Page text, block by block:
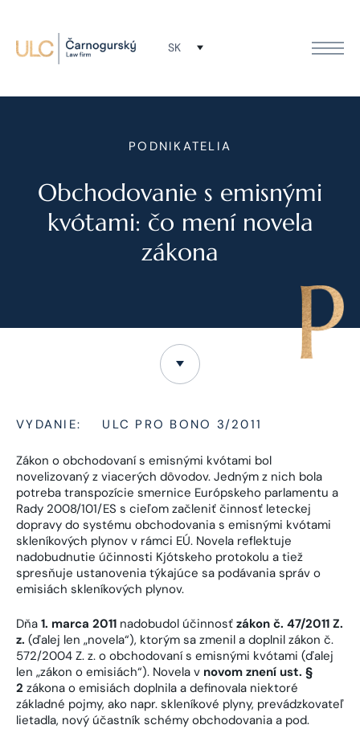
SK
PODNIKATELIA
Obchodovanie s emisnými
kvótami: čo mení novela
zákona
VYDANIE: ULC PRO BONO 3/2011
Zákon o obchodovaní s emisnými kvótami bol
novelizovaný z viacerých dôvodov. Jedným z nich bola
potreba transpozície smernice Európskeho parlamentu a
Rady 2008/101/ES s cieľom začleniť činnosť leteckej
dopravy do systému obchodovania s emisnými kvótami
skleníkových plynov v rámci EÚ. Novela reflektuje
nadobudnutie účinnosti Kjótskeho protokolu a tiež
spresňuje ustanovenia týkajúce sa podávania správ o
emisiách skleníkových plynov.
Dňa 1. marca 2011 nadobudol účinnosť zákon č. 47/2011 Z.
z. (ďalej len „novela“), ktorým sa zmenil a doplnil zákon č.
572/2004 Z. z. o obchodovaní s emisnými kvótami (ďalej
len „zákon o emisiách“). Novela v novom znení ust. §
2 zákona o emisiách doplnila a definovala niektoré
základné pojmy, ako napr. skleníkové plyny, prevádzkovateľ
lietadla, nový účastník schémy obchodovania a pod.